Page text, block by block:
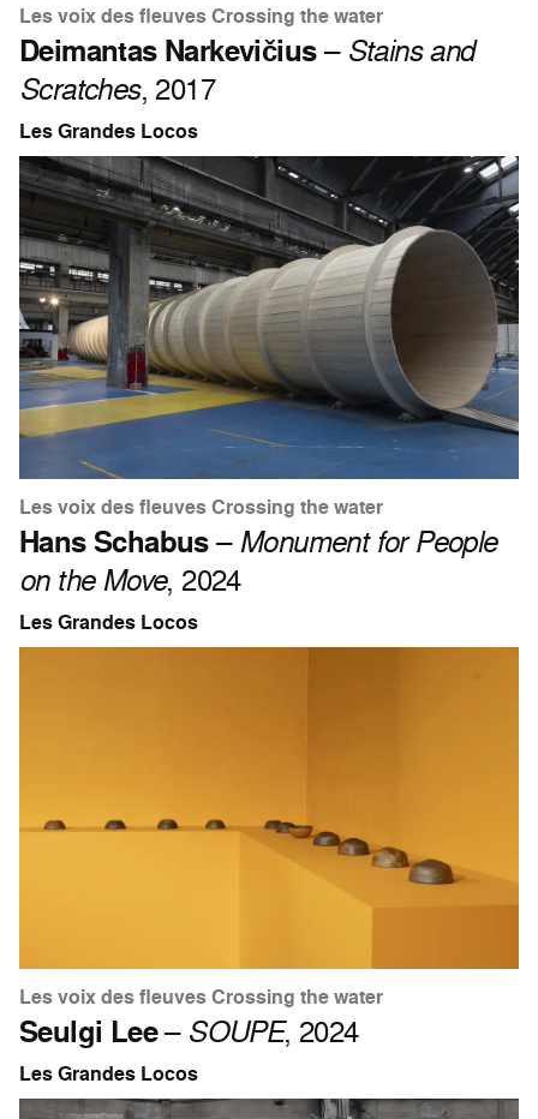
Les voix des fleuves Crossing the water
Deimantas Narkevičius– Stains and
Scratches, 2017
Les Grandes Locos
Les voix des fleuves Crossing the water
Hans Schabus– Monument for People
on the Move, 2024
Les Grandes Locos
Les voix des fleuves Crossing the water
Seulgi Lee– SOUPE, 2024
Les Grandes Locos